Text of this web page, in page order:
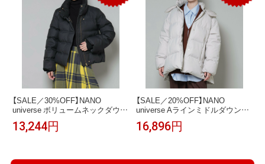
【SALE／30%OFF】NANO
universe ボリュームネックダウン
ショートコート ナノユニバース
ジャケット・アウター ダウンジ
13,244円
【SALE／20%OFF】NANO
universe Aラインミドルダウンコ
ート ナノユニバース ジャケッ
ト・アウター ダウンジャケッ
16,896円